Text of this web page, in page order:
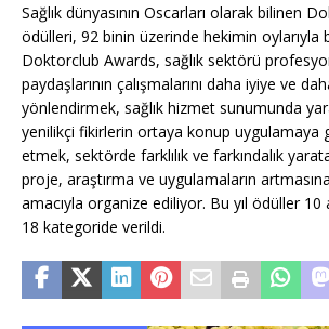
Sağlık dünyasının Oscarları olarak bilinen
ödülleri, 92 binin üzerinde hekimin oylarıyla
Doktorclub Awards, sağlık sektörü
paydaşlarının çalışmalarını daha iyiye ve
yönlendirmek, sağlık hizmet sunumunda
yenilikçi fikirlerin ortaya konup uygulamaya
etmek, sektörde farklılık ve farkındalık
proje, araştırma ve uygulamaların
amacıyla organize ediliyor. Bu yıl ödüller 10
18 kategoride verildi.